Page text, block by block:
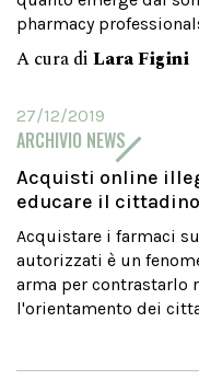
pharmacy
A cura di Lara Figini
27/12/2019
ARCHIVIO NEWS
Acquisti online
educare il
Acquistare i farmaci
autorizzati è un
arma per contrastarlo
l'orientamento dei